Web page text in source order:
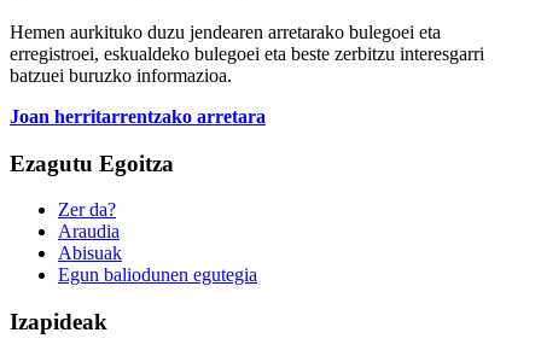
Hemen aurkituko duzu jendearen arretarako bulegoei eta
erregistroei, eskualdeko bulegoei eta beste zerbitzu interesgarri
batzuei buruzko informazioa.
Joan herritarrentzako arretara
Ezagutu Egoitza
Zer da?
Araudia
Abisuak
Egun baliodunen egutegia
Izapideak